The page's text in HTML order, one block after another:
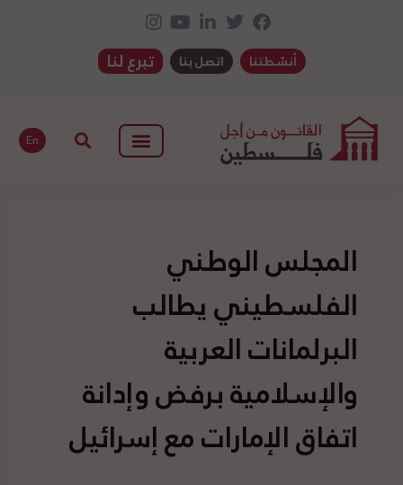
أنشطتنا اتصل بنا تبرع لنا
En
المجلس الوطني
الفلسطيني يطالب
البرلمانات العربية
والإسلامية برفض وإدانة
اتفاق الإمارات مع إسرائيل